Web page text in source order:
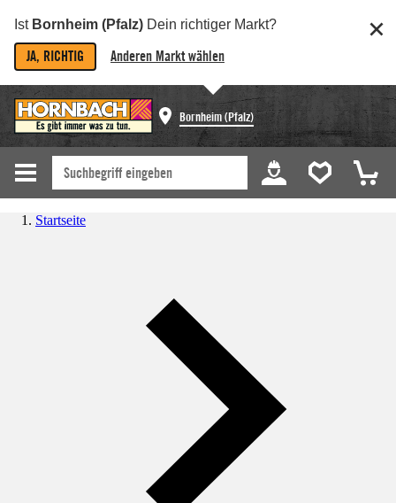
Ist Bornheim (Pfalz) Dein richtiger Markt?
JA, RICHTIG Anderen Markt wählen
Bornheim (Pfalz)
Startseite